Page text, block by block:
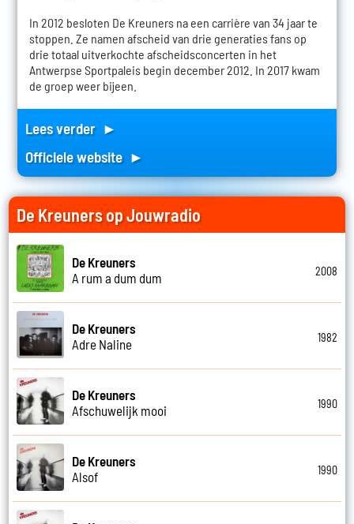
In 2012 besloten De Kreuners na een carrière van 34 jaar te
stoppen. Ze namen afscheid van drie generaties fans op
drie totaal uitverkochte afscheidsconcerten in het
Antwerpse Sportpaleis begin december 2012. In 2017 kwam
de groep weer bijeen.
Lees verder ►
Officiele website ►
De Kreuners op Jouwradio
De Kreuners
A rum a dum dum
2008
De Kreuners
Adre Naline
1982
De Kreuners
Afschuwelijk mooi
1990
De Kreuners
Alsof
1990